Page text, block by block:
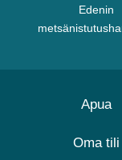
Edenin
Apua
Oma tili